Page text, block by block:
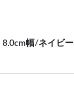
8.0cm幅/ネイビー